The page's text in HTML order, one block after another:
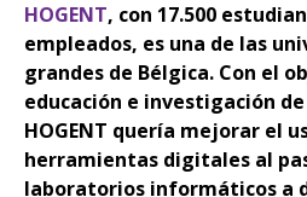
HOGENT, con 17.500
empleados, es una de las
grandes de Bélgica. Con el
educación e investigación
HOGENT quería mejorar el
herramientas digitales al
laboratorios informáticos a